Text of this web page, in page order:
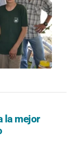
la mejor